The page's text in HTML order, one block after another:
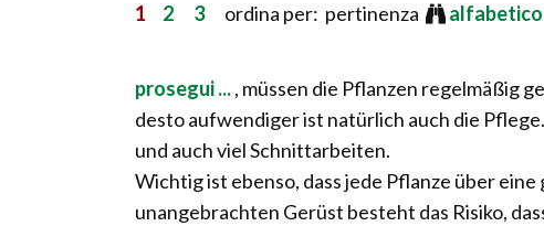
1 2 3ordina per: pertinenza alfabetico
prosegui ..., müssen die Pflanzen regelmäßig
desto aufwendiger ist natürlich auch die
und auch viel Schnittarbeiten.
Wichtig ist ebenso, dass jede Pflanze über
unangebrachten Gerüst besteht das Risiko,